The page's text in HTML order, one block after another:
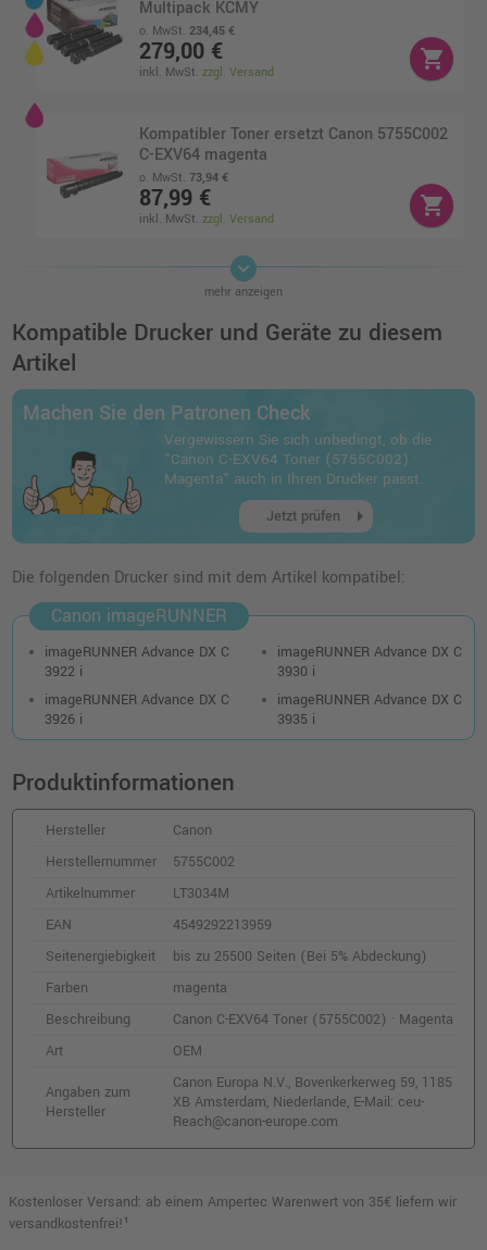
Multipack KCMY
o. MwSt. 234,45 €
279,00 €
inkl. MwSt.zzgl. Versand
shopping_cart
Kompatibler Toner ersetzt Canon 5755C002
C-EXV64 magenta
o. MwSt.73,94 €
87,99 €
inkl. MwSt.zzgl. Versand
shopping_cart
Kompatibler Toner ersetzt Canon 5753C002
C-EXV64 schwarz
o. MwSt.
50,99 €
Schwarz
o. MwSt. 61,34 €
72,99 €
inkl. MwSt. zzgl. Versand
Canon C-EXV64 Toner (5754C002) · Cyan
124,99 € shopping_cart
Canon C-EXV64 Toner (5756C002) · Gelb
119,99 €
Kompatibler Toner ersetzt Canon 5756C002
o. MwSt.70,58 €
83,99 €
C-EXV64 cyan
o. MwSt.73,94 €
87,99 €
inkl. MwSt.
keyboard_arrow_down
mehr anzeigen
Kompatible Drucker und Geräte zu diesem
Artikel
Machen Sie den Patronen Check
Vergewissern Sie sich unbedingt, ob die
"Canon C-EXV64 Toner (5755C002) ·
Magenta" auch in Ihren Drucker passt.
Jetzt prüfen arrow_right
Die folgenden Drucker sind mit dem Artikel kompatibel:
Canon imageRUNNER
imageRUNNER Advance DX C
3922 i
imageRUNNER Advance DX C
3926 i
imageRUNNER Advance DX C
3930 i
imageRUNNER Advance DX C
3935 i
Produktinformationen
Hersteller
Canon
Herstellernummer
5755C002
Artikelnummer
LT3034M
EAN
4549292213959
Seitenergiebigkeit
bis zu 25500 Seiten (Bei 5% Abdeckung)
Farben
magenta
Beschreibung
Canon C-EXV64 Toner (5755C002) · Magenta
Art
OEM
Angaben zum
Hersteller
Canon Europa N.V., Bovenkerkerweg 59, 1185
XB Amsterdam, Niederlande, E-Mail: ceu-
Reach@canon-europe.com
Kostenloser Versand: ab einem Ampertec Warenwert von 35€ liefern wir
versandkostenfrei!¹